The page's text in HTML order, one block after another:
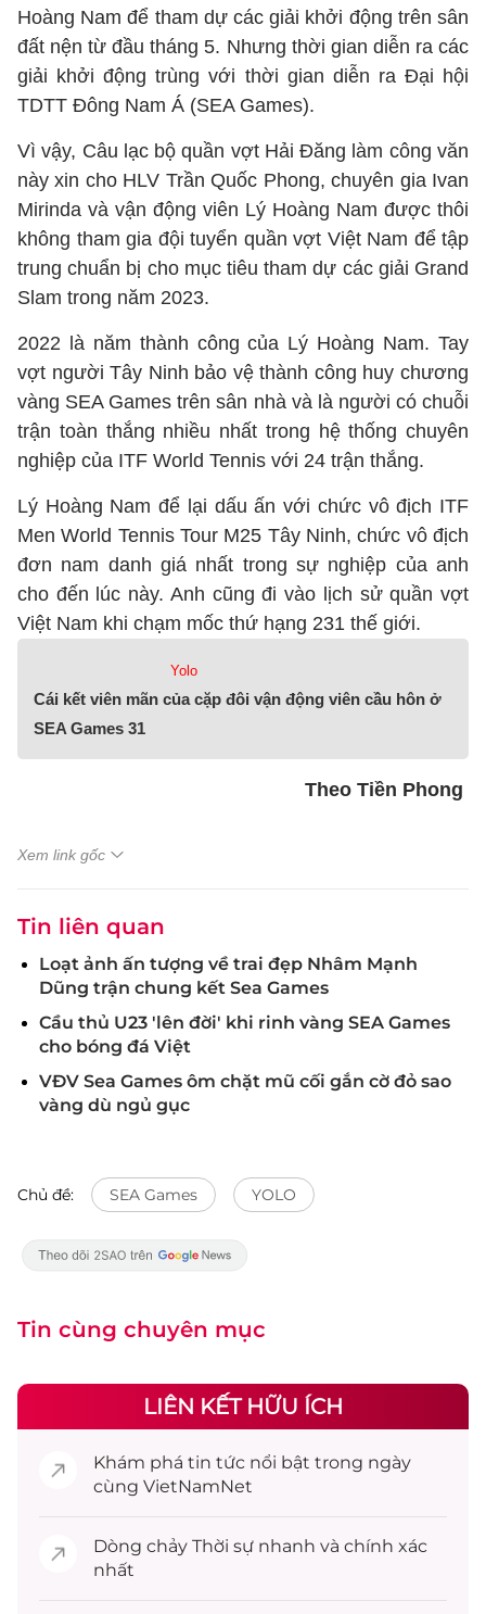
Hoàng Nam để tham dự các giải khởi động trên sân
đất nện từ đầu tháng 5. Nhưng thời gian diễn ra các
giải khởi động trùng với thời gian diễn ra Đại hội
TDTT Đông Nam Á (SEA Games).
Vì vậy, Câu lạc bộ quần vợt Hải Đăng làm công văn
này xin cho HLV Trần Quốc Phong, chuyên gia Ivan
Mirinda và vận động viên Lý Hoàng Nam được thôi
không tham gia đội tuyển quần vợt Việt Nam để tập
trung chuẩn bị cho mục tiêu tham dự các giải Grand
Slam trong năm 2023.
2022 là năm thành công của Lý Hoàng Nam. Tay
vợt người Tây Ninh bảo vệ thành công huy chương
vàng SEA Games trên sân nhà và là người có chuỗi
trận toàn thắng nhiều nhất trong hệ thống chuyên
nghiệp của ITF World Tennis với 24 trận thắng.
Lý Hoàng Nam để lại dấu ấn với chức vô địch ITF
Men World Tennis Tour M25 Tây Ninh, chức vô địch
đơn nam danh giá nhất trong sự nghiệp của anh
cho đến lúc này. Anh cũng đi vào lịch sử quần vợt
Việt Nam khi chạm mốc thứ hạng 231 thế giới.
Yolo
Cái kết viên mãn của cặp đôi vận động viên cầu hôn ở
SEA Games 31
Theo Tiền Phong
Xem link gốc
Tin liên quan
Loạt ảnh ấn tượng về trai đẹp Nhâm Mạnh
Dũng trận chung kết Sea Games
Cầu thủ U23 'lên đời' khi rinh vàng SEA Games
cho bóng đá Việt
VĐV Sea Games ôm chặt mũ cối gắn cờ đỏ sao
vàng dù ngủ gục
Chủ đề: SEA Games YOLO
Tin cùng chuyên mục
LIÊN KẾT HỮU ÍCH
Khám phá tin tức nổi bật trong ngày
cùng VietNamNet
Dòng chảy Thời sự nhanh và chính xác
nhất